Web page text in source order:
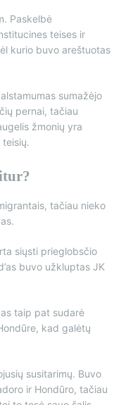
Paskelbė
teises ir
kurio buvo areštuotas
sumažėjo
pernai, tačiau
žmonių yra
tačiau nieko
siųsti prieglobsčio
buvo užkluptas JK
taip pat sudarė
kad galėtų
susitarimų. Buvo
ir Hondūro, tačiau